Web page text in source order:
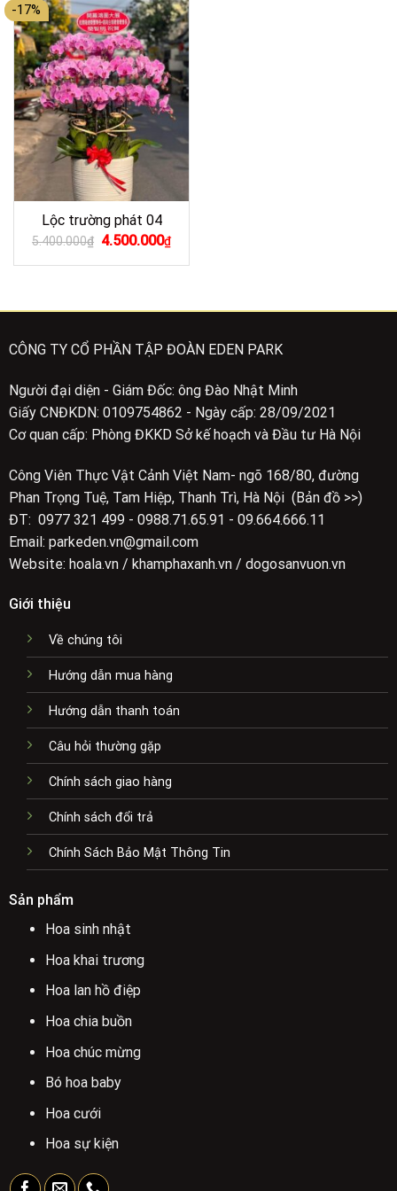
567.000₫.
-17%
Lộc trường phát 04
5.400.000₫ Giá
là:
4.500.000₫Giá
hiện
tại
CÔNG TY CỔ PHẦN TẬP ĐOÀN EDEN PARK
Người đại diện - Giám Đốc: ông Đào Nhật Minh
Giấy CNĐKDN: 0109754862 - Ngày cấp: 28/09/2021
Cơ quan cấp: Phòng ĐKKD Sở kế hoạch và Đầu tư Hà Nội
Công Viên Thực Vật Cảnh Việt Nam- ngõ 168/80, đường
Phan Trọng Tuệ, Tam Hiệp, Thanh Trì, Hà Nội (Bản đồ >>)
ĐT: 0977 321 499 - 0988.71.65.91 - 09.664.666.11
Email: parkeden.vn@gmail.com
Website: hoala.vn / khamphaxanh.vn / dogosanvuon.vn
Giới thiệu
Về chúng tôi
Hướng dẫn mua hàng
Hướng dẫn thanh toán
Câu hỏi thường gặp
Chính sách giao hàng
Chính sách đổi trả
Chính Sách Bảo Mật Thông Tin
Sản phẩm
Hoa sinh nhật
Hoa khai trương
Hoa lan hồ điệp
Hoa chia buồn
Hoa chúc mừng
Bó hoa baby
Hoa cưới
Hoa sự kiện